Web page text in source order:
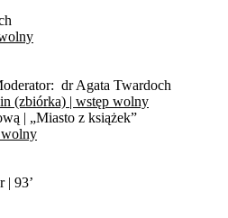
dr Agata Twardoch
(zbiórka) | wstęp wolny
| „Miasto z książek”
| 93’